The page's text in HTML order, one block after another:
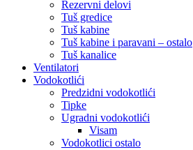
Rezervni delovi
Tuš gredice
Tuš kabine
Tuš kabine i paravani – ostalo
Tuš kanalice
Ventilatori
Vodokotlići
Predzidni vodokotlići
Tipke
Ugradni vodokotlići
Visam
Vodokotlici ostalo